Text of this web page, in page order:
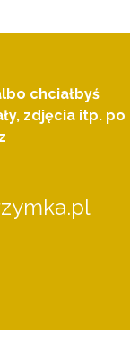
chciałbyś
zdjęcia itp. po